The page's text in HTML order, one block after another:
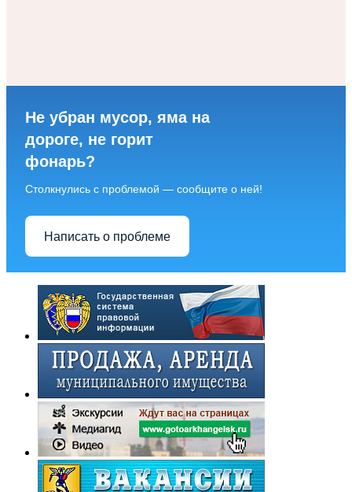
Не убран мусор, яма на
дороге, не горит
фонарь?
Столкнулись с проблемой — сообщите о ней!
Написать о проблеме